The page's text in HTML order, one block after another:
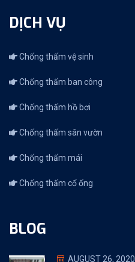
DỊCH VỤ
Chống thấm vệ sinh
Chống thấm ban công
Chống thấm hồ bơi
Chống thấm sân vườn
Chống thấm mái
Chống thấm cổ ống
BLOG
AUGUST 26, 2020